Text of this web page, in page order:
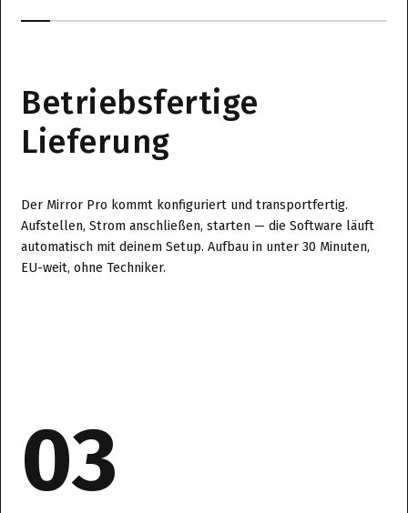
Betriebsfertige
Lieferung
Der Mirror Pro kommt konfiguriert und transportfertig.
Aufstellen, Strom anschließen, starten — die Software läuft
automatisch mit deinem Setup. Aufbau in unter 30 Minuten,
EU-weit, ohne Techniker.
03